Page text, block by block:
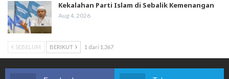
Kekalahan Parti Islam di Sebalik Kemenangan
Aug 4, 2026
SEBELUM BERIKUT 1 dari 1,367